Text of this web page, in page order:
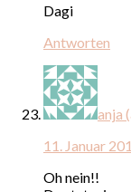
Dagi
Antworten
anja
11. Januar
Oh nein!!